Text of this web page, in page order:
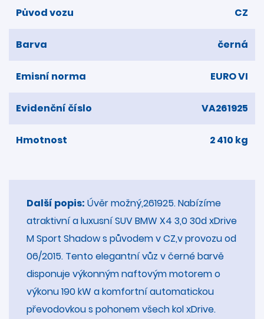
Původ vozu CZ
Barva černá
Emisní norma EURO VI
Evidenční číslo VA261925
Hmotnost 2 410 kg
Další popis: Úvěr možný,261925. Nabízíme
atraktivní a luxusní SUV BMW X4 3,0 30d xDrive
M Sport Shadow s původem v CZ,v provozu od
06/2015. Tento elegantní vůz v černé barvě
disponuje výkonným naftovým motorem o
výkonu 190 kW a komfortní automatickou
převodovkou s pohonem všech kol xDrive.